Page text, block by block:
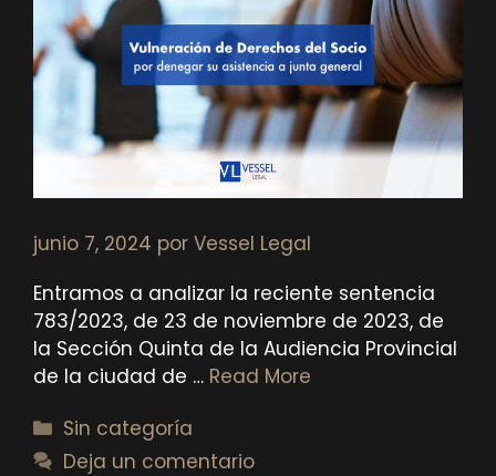
junio 7, 2024 por Vessel Legal
Entramos a analizar la reciente sentencia
783/2023, de 23 de noviembre de 2023, de
la Sección Quinta de la Audiencia Provincial
de la ciudad de … Read More
Categorías
Sin categoría
Deja un comentario